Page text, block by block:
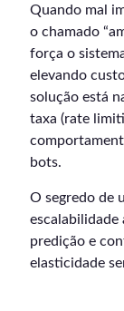
Quando mal
o chamado
força o
elevando
solução está
taxa (rate
bots.
O segredo de
escalabilidade
predição e
elasticidade